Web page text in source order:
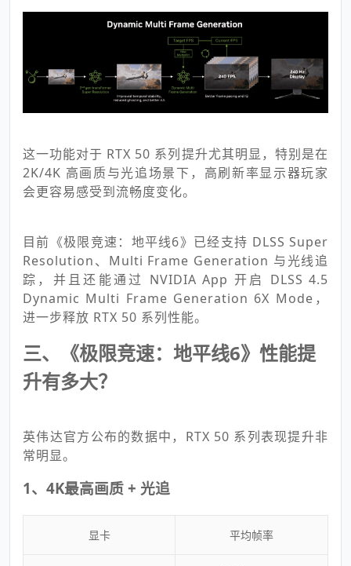
这一功能对于 RTX 50 系列提升尤其明显，特别是在
2K/4K 高画质与光追场景下，高刷新率显示器玩家
会更容易感受到流畅度变化。
目前《极限竞速：地平线6》已经支持 DLSS Super
Resolution、Multi Frame Generation 与光线追
踪，并且还能通过 NVIDIA App 开启 DLSS 4.5
Dynamic Multi Frame Generation 6X Mode，
进一步释放 RTX 50 系列性能。
三、《极限竞速：地平线6》性能提
升有多大？
英伟达官方公布的数据中，RTX 50 系列表现提升非
常明显。
1、4K最高画质 + 光追
显卡 平均帧率